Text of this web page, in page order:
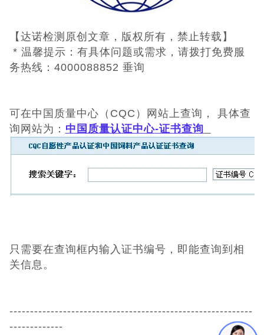
3C认证
中国能效标识
中国节能认证
CE认证
日本PSE认证
低压电器3C认
【达诺检测原创文章，版权所有，禁止转载】
* 温馨提示：有具体问题或需求，请拨打免费服
务热线：4000088852 垂询
可在中国质量中心（CQC）网站上查询， 具体查
询网站为： 中国质量认证中心-证书查询
只需要在查询框内输入证书编号，即能查询到相
关信息。
-----------------------------------------------------------
-------------